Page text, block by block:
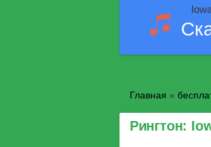
Главная »
Рингтон: